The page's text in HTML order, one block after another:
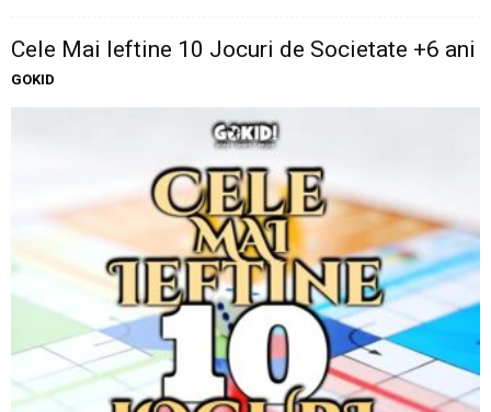
Cele Mai Ieftine 10 Jocuri de Societate +6 ani
GOKID